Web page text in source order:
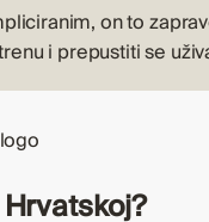
on to
i prepustiti se